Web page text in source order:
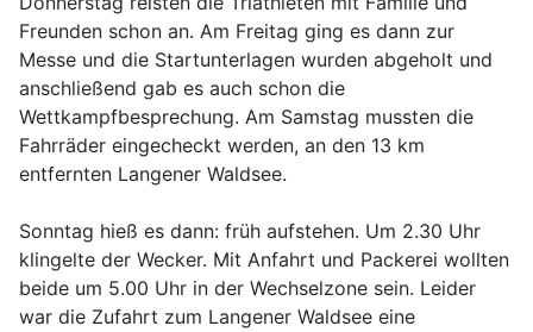
Freunden schon an. Am Freitag ging es dann zur
Messe und die Startunterlagen wurden abgeholt und
anschließend gab es auch schon die
Wettkampfbesprechung. Am Samstag mussten die
Fahrräder eingecheckt werden, an den 13 km
entfernten Langener Waldsee.
Sonntag hieß es dann: früh aufstehen. Um 2.30 Uhr
klingelte der Wecker. Mit Anfahrt und Packerei wollten
beide um 5.00 Uhr in der Wechselzone sein. Leider
war die Zufahrt zum Langener Waldsee eine